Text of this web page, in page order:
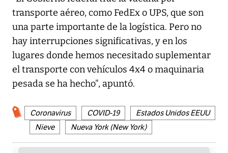
transporte aéreo, como FedEx o UPS, que son
una parte importante de la logística. Pero no
hay interrupciones significativas, y en los
lugares donde hemos necesitado suplementar
el transporte con vehículos 4x4 o maquinaria
pesada se ha hecho", apuntó.
Coronavirus COVID-19
Estados Unidos EEUU
Nieve
Nueva York (New York)